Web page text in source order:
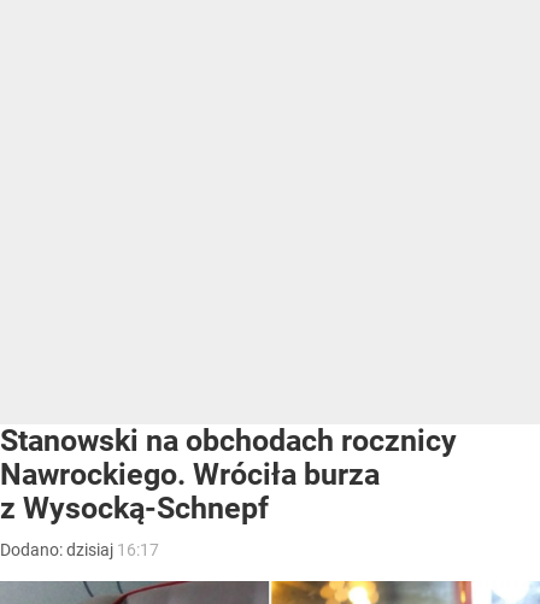
Stanowski na obchodach rocznicy
Nawrockiego. Wróciła burza
z Wysocką-Schnepf
Dodano:dzisiaj 16:17